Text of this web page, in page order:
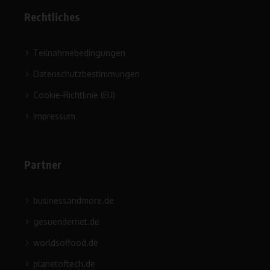
Rechtliches
Teilnahmebedingungen
Datenschutzbestimmungen
Cookie-Richtlinie (EU)
Impressum
Partner
businessandmore.de
gesuendernet.de
worldsoffood.de
planetoftech.de